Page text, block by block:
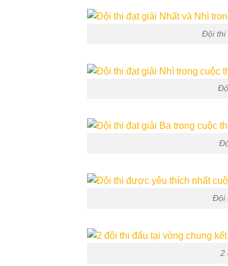
Đội thi
Đội
2